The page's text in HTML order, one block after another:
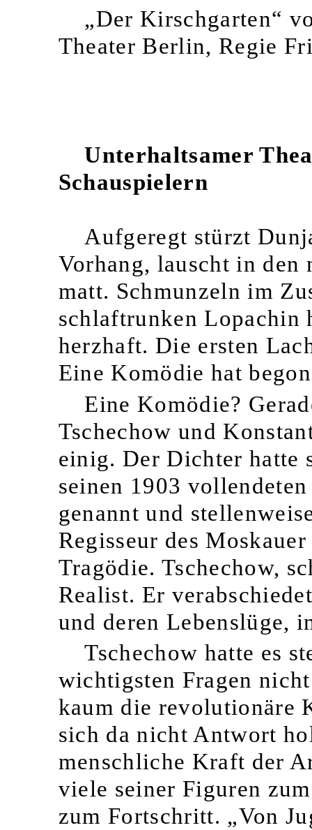
„Der Kirschgarten“
Theater Berlin, Regie
Unterhaltsamer
Schauspielern
Aufgeregt stürzt
Vorhang, lauscht in den
matt. Schmunzeln im
schlaftrunken Lopachin
herzhaft. Die ersten
Eine Komödie hat
Eine Komödie?
Tschechow und
einig. Der Dichter hatte
seinen 1903
genannt und
Regisseur des
Tragödie. Tschechow,
Realist. Er
und deren Lebenslüge,
Tschechow hatte es
wichtigsten Fragen
kaum die revolutionäre
sich da nicht Antwort
menschliche Kraft der
viele seiner Figuren
zum Fortschritt. „Von